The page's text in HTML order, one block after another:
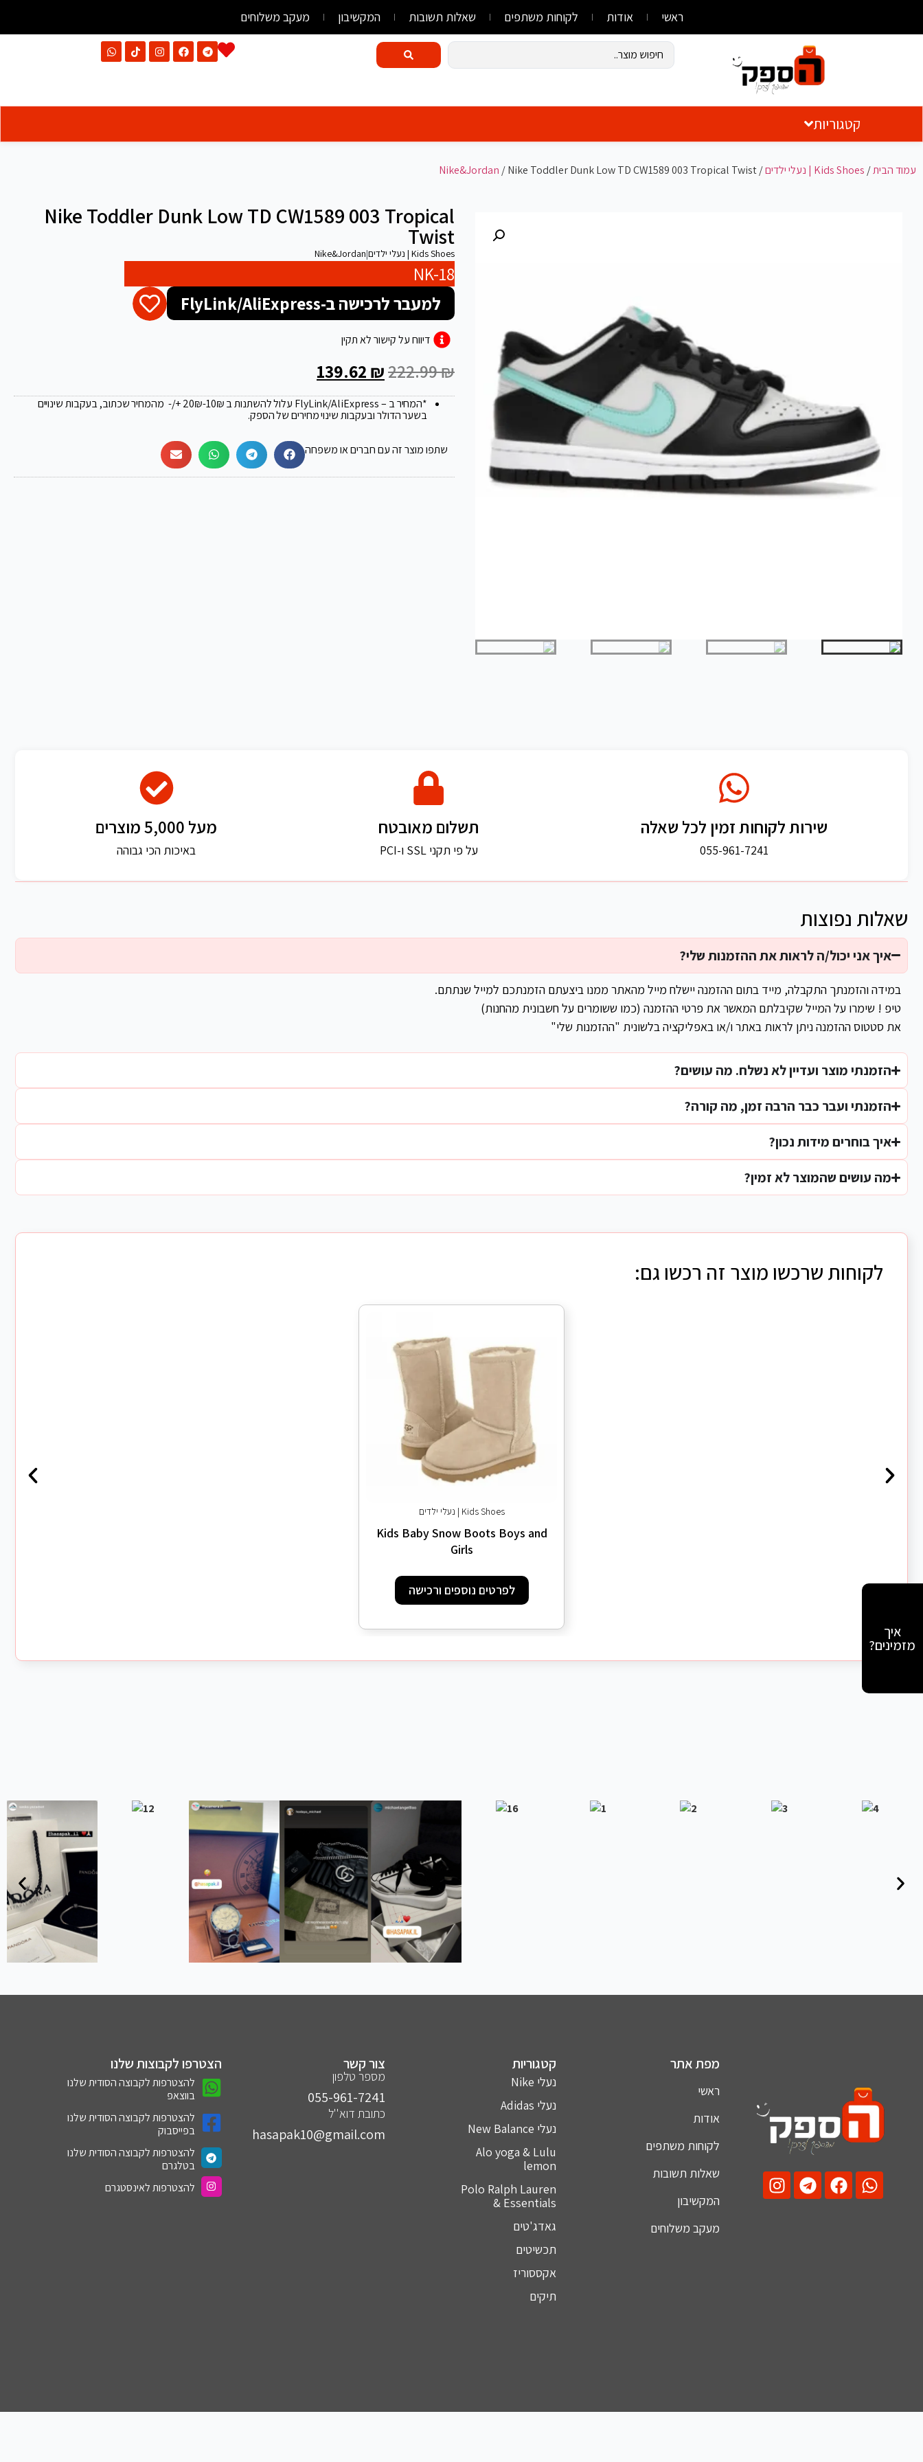
ראשי אודות לקוחות משתפים שאלות תשובות המקשיבון מעקב משלוחים
קטגוריות
עמוד הבית/ Kids Shoes | נעלי ילדים /
Nike&Jordan / Nike Toddler Dunk Low TD CW1589 003 Tropical Twist
Nike Toddler Dunk Low TD CW1589 003 Tropical
Twist
Kids Shoes | נעלי ילדים |
Nike&Jordan
NK-18
למעבר לרכישה ב-FlyLink/AliExpress
דיווח על קישור לא תקין
222.99₪
139.62 ₪
*המחיר ב – FlyLink/AliExpress עלול להשתנות ב 20 ₪
-10₪ +/- מהמחיר שכתוב, בעקבות שינויים
בשער הדולר ובעקבות שינוי מחירים של הספק.
שתפו מוצר זה עם חברים או משפחה
איך אני יכול/ה לראות את ההזמנות שלי?
במידה והזמנתך התקבלה, מייד בתום ההזמנה יישלח מייל מהאתר ממנו ביצעתם הזמנתכם למייל שנתתם.
טיפ ! שימרו על המייל שקיבלתם המאשר את פרטי ההזמנה (כמו ששומרים על חשבונית מהחנות)
את סטטוס ההזמנה ניתן לראות באתר ו/או באפליקציה בלשונית "ההזמנות שלי"
הזמנתי מוצר ועדיין לא נשלח. מה עושים?
הזמנתי ועבר כבר הרבה זמן, מה קורה?
איך בוחרים מידות נכון?
מה עושים שהמוצר לא זמין?
שאלות נפוצות
מעל 5,000 מוצרים
באיכות הכי גבוהה
תשלום מאובטח
על פי תקני SSL ו-PCI
שירות לקוחות זמין לכל שאלה
055-961-7241
לקוחות שרכשו מוצר זה רכשו גם:
Kids Shoes | נעלי ילדים
Kids Baby Snow Boots Boys and
Girls
לפרטים נוספים ורכישה
איך
מזמינים?
מפת אתר
ראשי
אודות
לקוחות משתפים
שאלות תשובות
המקשיבון
מעקב משלוחים
קטגוריות
נעלי Nike
נעלי Adidas
נעלי New Balance
Alo yoga & Lulu
lemon
Polo Ralph Lauren
& Essentials
גאדג'טים
תכשיטים
אקססוריז
תיקים
צור קשר
מספר טלפון
055-961-7241⁩
כתובת דוא''ל
hasapak10@gmail.com
הצטרפו לקבוצות שלנו
להצטרפות לקבוצה הסודית שלנו
בווצאפ
להצטרפות לקבוצה הסודית שלנו
בפייסבוק
להצטרפות לקבוצה הסודית שלנו
בטלגרם
להצטרפות לאינסטגרם